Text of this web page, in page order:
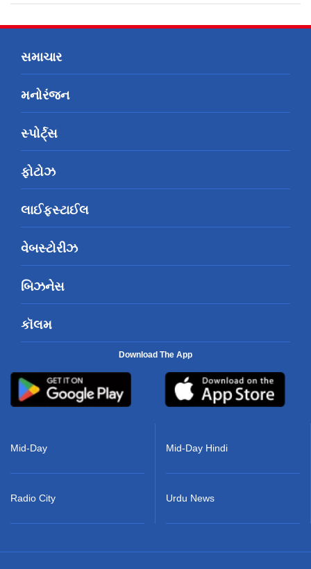
સમાચાર
મનોરંજન
સ્પોર્ટ્સ
ફોટોઝ
લાઈફસ્ટાઈલ
વેબસ્ટોરીઝ
બિઝનેસ
કૉલમ
Download The App
Mid-Day
Radio City
Mid-Day Hindi
Urdu News